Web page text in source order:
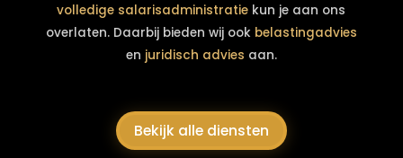
volledige salarisadministratie kun je aan ons
overlaten. Daarbij bieden wij ook belastingadvies
en juridisch advies aan.
Bekijk alle diensten